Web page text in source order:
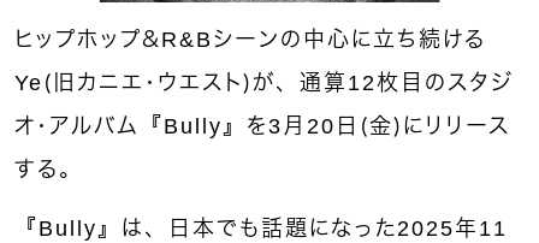
ヒップホップ＆R&Bシーンの中心に立ち続ける
Ye（旧カニエ・ウエスト）が、通算12枚目のスタジ
オ・アルバム『Bully』を3月20日（金）にリリース
する。
『Bully』は、日本でも話題になった2025年11